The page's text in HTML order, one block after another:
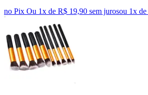
no Pix Ou 1x de R$ 19,90 sem jurosou 1x de